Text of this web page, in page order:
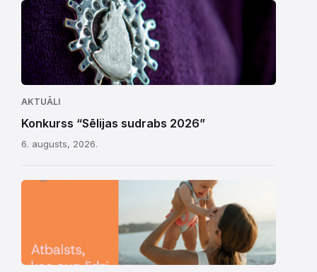
AKTUĀLI
Konkurss “Sēlijas sudrabs 2026”
6. augusts, 2026.